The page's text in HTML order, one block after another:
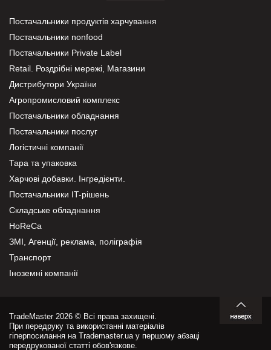
Постачальники продуктів харчування
Постачальники nonfood
Постачальники Private Label
Retail. Роздрібні мережі, Магазини
Дистрибутори України
Агропромисловий комплекс
Постачальники обладнання
Постачальники послуг
Логістичні компанії
Тара та упаковка
Харчові добавки. Інгредієнти.
Постачальники IT-рішень
Складське обладнання
HoReCa
ЗМІ, Агенції, реклама, поліграфія
Транспорт
Іноземні компанії
TradeMaster 2026 © Всі права захищені.
При передруку та використанні матеріалів
гіперпосилання на Trademaster.ua у першому абзаці
передрукованої статті обов'язкове.